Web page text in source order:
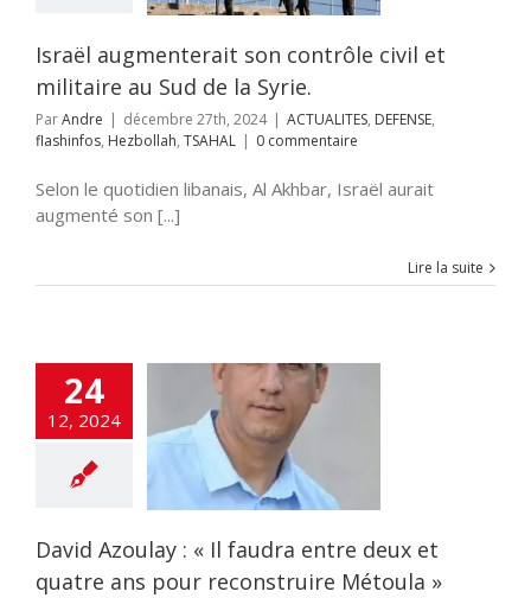
Israël augmenterait son contrôle civil et
militaire au Sud de la Syrie.
ParAndre | décembre 27th, 2024 | ACTUALITES, DEFENSE,
flashinfos, Hezbollah, TSAHAL | 0 commentaire
Selon le quotidien libanais, Al Akhbar, Israël aurait
augmenté son [...]
Lire la suite
24
12, 2024
Azoulay : « Il
deux et
Métoula »
David Azoulay : « Il faudra entre deux et
quatre ans pour reconstruire Métoula »